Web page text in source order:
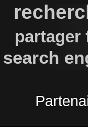
partager
search